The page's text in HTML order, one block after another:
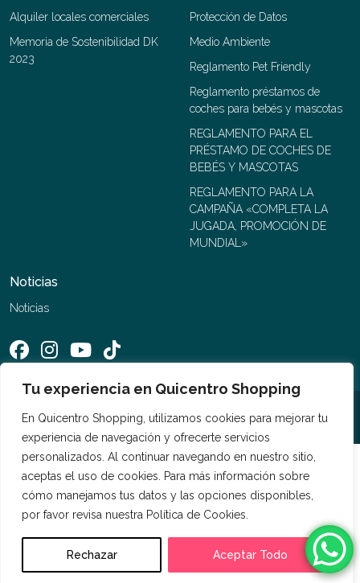
Tu experiencia en Quicentro Shopping
En Quicentro Shopping, utilizamos cookies para mejorar tu
experiencia de navegación y ofrecerte servicios
personalizados. Al continuar navegando en nuestro sitio,
aceptas el uso de cookies. Para más información sobre
cómo manejamos tus datos y las opciones disponibles,
por favor revisa nuestra Política de Cookies.
Rechazar Aceptar Todo
Alquiler locales comerciales
Memoria de Sostenibilidad DK
2023
Protección de Datos
Medio Ambiente
Reglamento Pet Friendly
Reglamento préstamos de
coches para bebés y mascotas
REGLAMENTO PARA EL
PRÉSTAMO DE COCHES DE
BEBÉS Y MASCOTAS
REGLAMENTO PARA LA
CAMPAÑA «COMPLETA LA
JUGADA, PROMOCIÓN DE
MUNDIAL»
Noticias
Noticias
©2026 Quicentro Shopping. Todos los derechos reservados